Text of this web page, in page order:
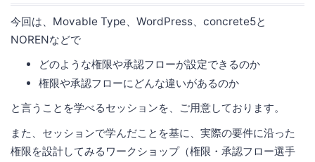
今回は、Movable Type、WordPress、concrete5と
NORENなどで
どのような権限や承認フローが設定できるのか
権限や承認フローにどんな違いがあるのか
と言うことを学べるセッションを、ご用意しております。
また、セッションで学んだことを基に、実際の要件に沿った
権限を設計してみるワークショップ（権限・承認フロー選手